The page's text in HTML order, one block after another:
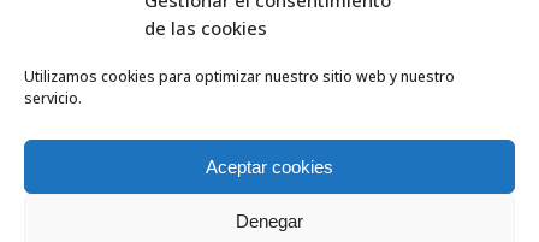
de las cookies
Utilizamos cookies para optimizar nuestro sitio web y nuestro
servicio.
Aceptar cookies
Denegar
INICIO
SERVICIOS
ESCUELA DE VUELO
NOSOTROS